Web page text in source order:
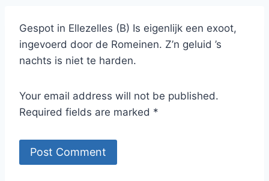
Gespot in Ellezelles (B) Is eigenlijk een exoot,
ingevoerd door de Romeinen. Z’n geluid ’s
nachts is niet te harden.
Your email address will not be published.
Required fields are marked *